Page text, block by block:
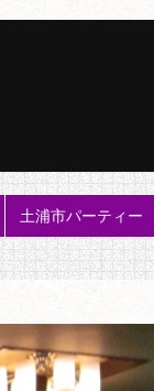
土浦市パーティー